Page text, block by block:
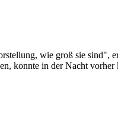
wie groß sie sind",
konnte in der Nacht